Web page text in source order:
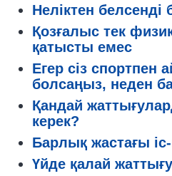
Неліктен
Қозғалыс тек
қатысты емес
Егер сіз спортпен
болсаңыз, неден
Қандай
керек?
Барлық жастағы
Үйде қалай